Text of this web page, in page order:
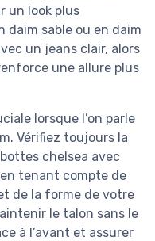
un look plus
daim sable ou en daim
un jeans clair, alors
une allure plus
lorsque l’on parle
Vérifiez toujours la
chelsea avec
tenant compte de
de la forme de votre
le talon sans le
à l’avant et assurer